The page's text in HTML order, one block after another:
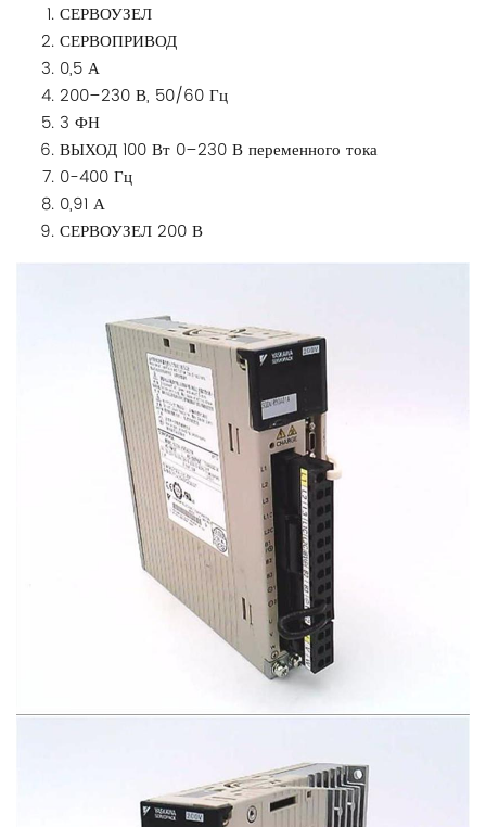
СЕРВОУЗЕЛ
СЕРВОПРИВОД
0,5 А
200–230 В, 50/60 Гц
3 ФН
ВЫХОД 100 Вт 0–230 В переменного тока
0-400 Гц
0,91 А
СЕРВОУЗЕЛ 200 В